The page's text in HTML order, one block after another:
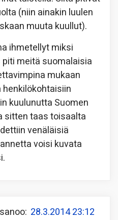
(niin ainakin luulen
muuta kuullut).
ihmetellyt miksi
meitä suomalaisia
mukaan
kuulunutta Suomen
sitten taas toisaalta
venäläisiä
voisi kuvata
sanoo: 28.3.2014 23:12